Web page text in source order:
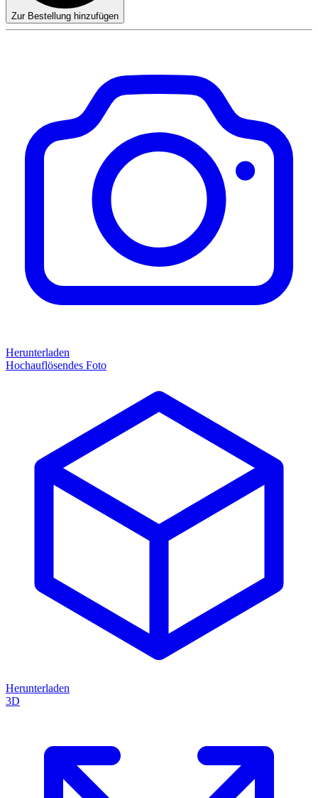
Zur Bestellung hinzufügen
Herunterladen
Hochauflösendes Foto
Herunterladen
3D